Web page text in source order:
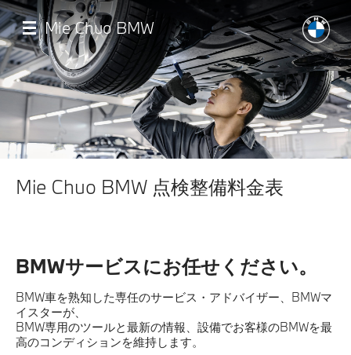
メ
イ
ン
コ
ン
テ
移
動
店舗一覧
モデル一覧
認定中古車
Mie Chuo BMW
Mie Chuo BMW 点検整備料金表
BMWサービスにお任せください。
BMW車を熟知した専任のサービス・アドバイザー、BMWマ
イスターが、
BMW専用のツールと最新の情報、設備でお客様のBMWを最
高のコンディションを維持します。